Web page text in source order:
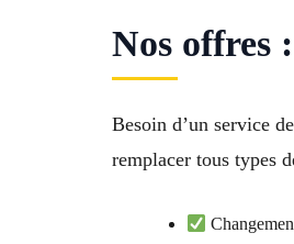
Nos offres
Besoin d’un service
remplacer tous types